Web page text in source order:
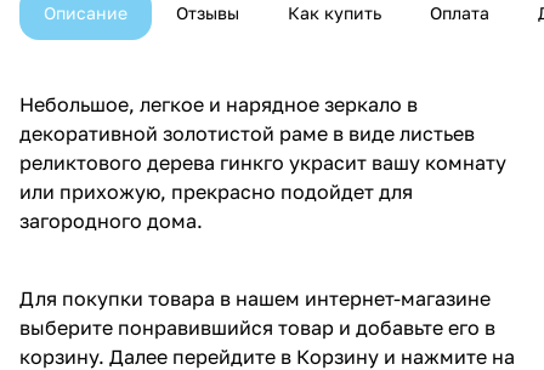
Описание Отзывы Как купить Оплата
Небольшое, легкое и нарядное зеркало в
декоративной золотистой раме в виде листьев
реликтового дерева гинкго украсит вашу комнату
или прихожую, прекрасно подойдет для
загородного дома.
Для покупки товара в нашем интернет-магазине
выберите понравившийся товар и добавьте его в
корзину. Далее перейдите в Корзину и нажмите на